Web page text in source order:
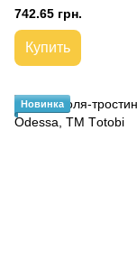
742.65 грн.
Купить
Новинка